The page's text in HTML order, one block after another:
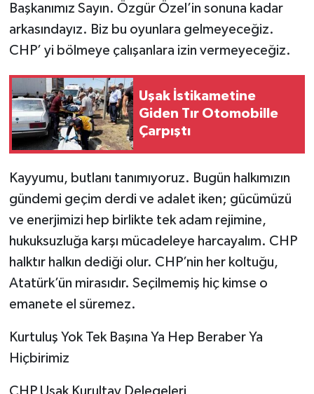
Başkanımız Sayın. Özgür Özel’in sonuna kadar
arkasındayız. Biz bu oyunlara gelmeyeceğiz.
CHP’ yi bölmeye çalışanlara izin vermeyeceğiz.
Uşak İstikametine
Giden Tır Otomobille
Çarpıştı
Kayyumu, butlanı tanımıyoruz. Bugün halkımızın
gündemi geçim derdi ve adalet iken; gücümüzü
ve enerjimizi hep birlikte tek adam rejimine,
hukuksuzluğa karşı mücadeleye harcayalım. CHP
halktır halkın dediği olur. CHP’nin her koltuğu,
Atatürk’ün mirasıdır. Seçilmemiş hiç kimse o
emanete el süremez.
Kurtuluş Yok Tek Başına Ya Hep Beraber Ya
Hiçbirimiz
CHP Uşak Kurultay Delegeleri